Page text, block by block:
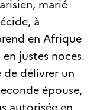
marié
à
en Afrique
justes noces.
de délivrer un
épouse,
autorisée en